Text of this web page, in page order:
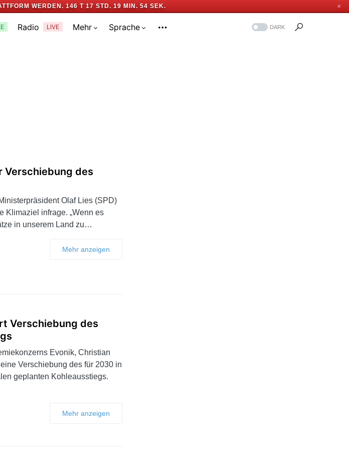
WERDEN. 146 T 17 STD. 19 MIN. 53 SEK. ✕
Radio LIVE Mehr Sprache DARK
Verschiebung des
Olaf Lies (SPD)
Klimaziel infrage. „Wenn es
in unserem Land zu…
Mehr anzeigen
Verschiebung des
Evonik, Christian
Verschiebung des für 2030 in
geplanten Kohleausstiegs.
Mehr anzeigen